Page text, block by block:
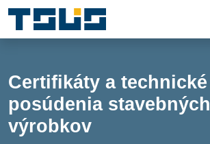
Certifikáty a technické
posúdenia stavebných
výrobkov